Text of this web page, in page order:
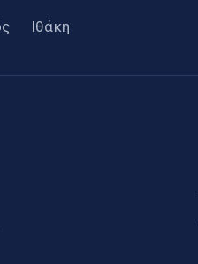
Ιθάκη